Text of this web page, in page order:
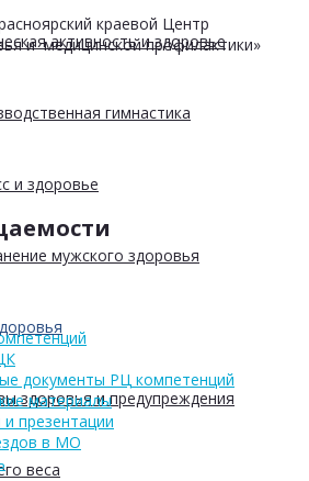
активность и здоровье
гимнастика
и здоровье
мужского здоровья
здоровья и предупреждения
веса
краевой Центр
и медицинской профилактики»
документы РЦ компетенций
материалы
презентации
в МО